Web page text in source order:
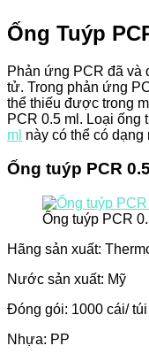
Ống Tuýp
Phản ứng PCR đã và
tử. Trong phản ứng
thể thiếu được trong
PCR 0.5 ml. Loại
ml này có thể có
Ống tuýp PCR
Ống tuýp PCR
Hãng sản xuất:
Nước sản xuất: Mỹ
Đóng gói: 1000 cái/ túi
Nhựa: PP